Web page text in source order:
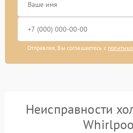
Отправляя, Вы соглашаетесь с
Неисправности